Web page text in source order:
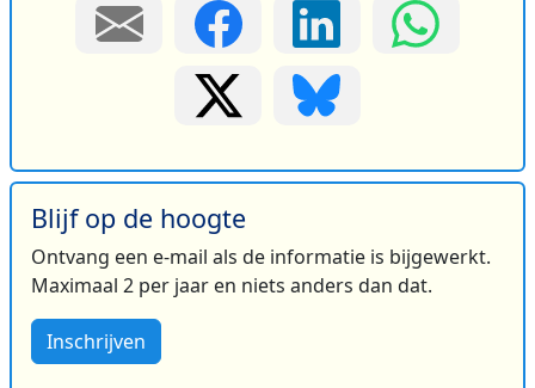
Blijf op de hoogte
Ontvang een e-mail als de informatie is bijgewerkt.
Maximaal 2 per jaar en niets anders dan dat.
Inschrijven